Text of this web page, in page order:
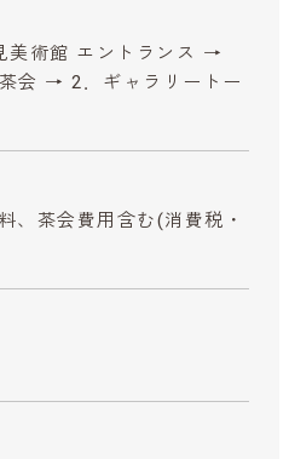
美術館 エントランス →
会 → 2．ギャラリートー
茶会費用含む(消費税・